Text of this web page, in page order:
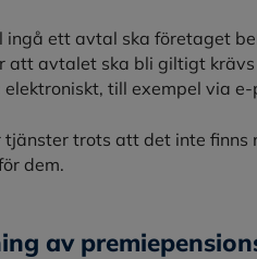
ingå ett avtal ska företaget
att avtalet ska bli giltigt
till exempel via e-
trots att det inte
dem.
av